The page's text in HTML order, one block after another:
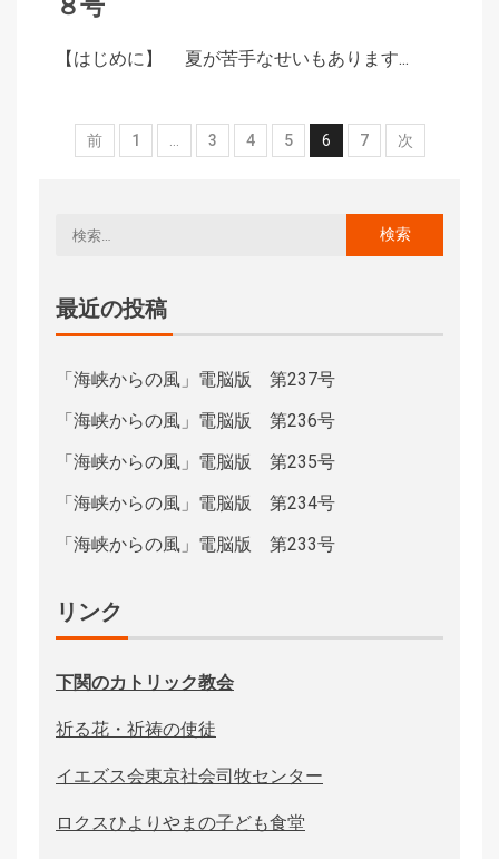
【はじめに】 夏が苦手なせいもあります...
前 1 … 3 4 5 6 7 次
最近の投稿
「海峡からの風」電脳版 第237号
「海峡からの風」電脳版 第236号
「海峡からの風」電脳版 第235号
「海峡からの風」電脳版 第234号
「海峡からの風」電脳版 第233号
リンク
下関のカトリック教会
祈る花・祈祷の使徒
イエズス会東京社会司牧センター
ロクスひよりやまの子ども食堂